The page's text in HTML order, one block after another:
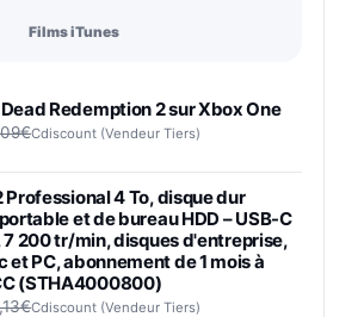
Films iTunes
Redemption 2 sur Xbox One
Cdiscount (Vendeur Tiers)
Professional 4 To, disque dur
et de bureau HDD – USB-C
7 200 tr/min, disques d'entreprise,
et PC, abonnement de 1 mois à
(STHA4000800)
Cdiscount (Vendeur Tiers)